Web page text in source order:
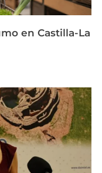
en Castilla-La